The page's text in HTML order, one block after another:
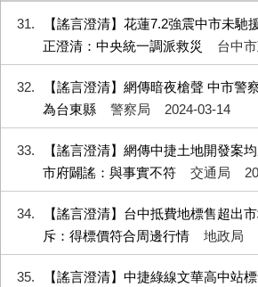
31
【謠言澄清】花蓮7.2強震中市未馳
正澄清：中央統一調派救災
台中
32
【謠言澄清】網傳暗夜槍聲 中市警
為台東縣
警察局 2024-03-14
33
【謠言澄清】網傳中捷土地開發案
市府闢謠：與事實不符
交通局
34
【謠言澄清】台中抵費地標售超出
斥：得標價符合周邊行情
地政局
35
【謠言澄清】中捷綠線文華高中站